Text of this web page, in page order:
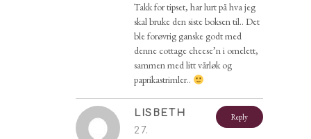
Takk for tipset, har lurt på hva jeg
skal bruke den siste boksen til.. Det
ble forøvrig ganske godt med
denne cottage cheese’n i omelett,
sammen med litt vårløk og
paprikastrimler..
Reply
LISBETH
27.